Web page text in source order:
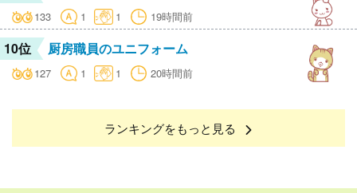
133 1 1 19時間前
10位 厨房職員のユニフォーム
127 1 1 20時間前
ランキングをもっと見る